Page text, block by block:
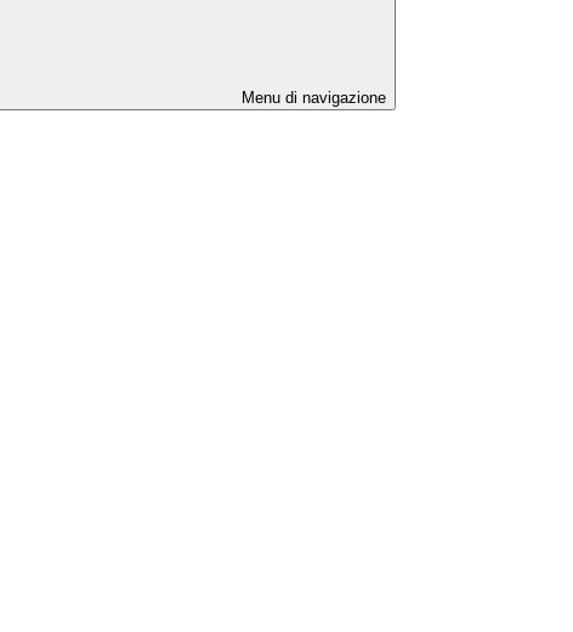
Menu di navigazione